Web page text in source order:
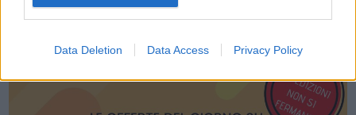
Data Deletion Data Access Privacy Policy